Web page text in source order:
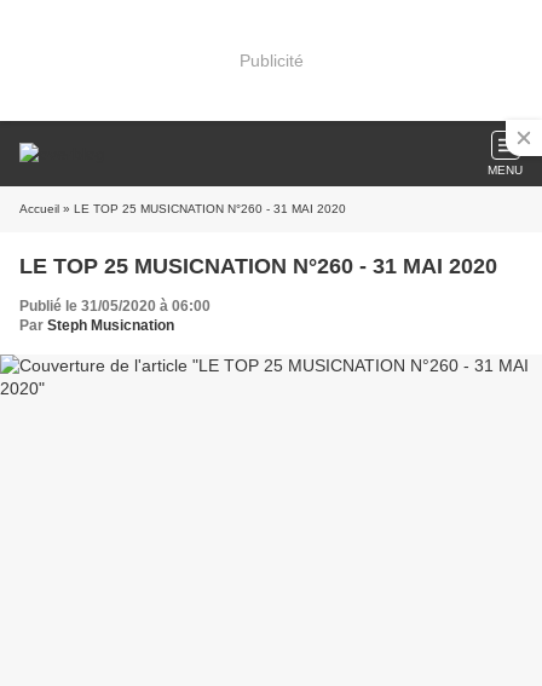
Publicité
MENU
Accueil » LE TOP 25 MUSICNATION N°260 - 31 MAI 2020
LE TOP 25 MUSICNATION N°260 - 31 MAI 2020
Publié le 31/05/2020 à 06:00
Par Steph Musicnation